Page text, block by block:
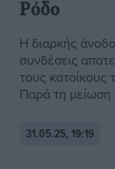
Ρόδο
Η διαρκής
συνδέσεις
τους κατοίκους
Παρά τη μείωση
31.05.25, 19:19